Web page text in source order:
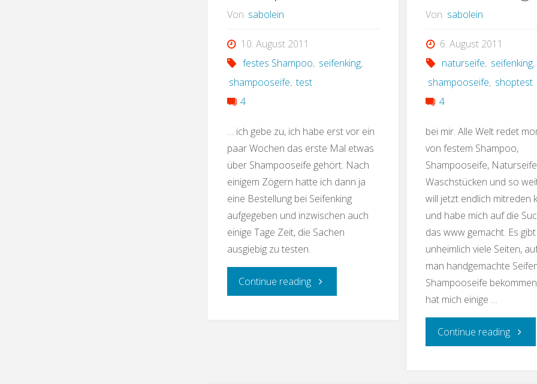
Von sabolein
10. August 2011
festes Shampoo, seifenking,
shampooseife, test
4
… ich gebe zu, ich habe erst vor ein
paar Wochen das erste Mal etwas
über Shampooseife gehört. Nach
einigem Zögern hatte ich dann ja
eine Bestellung bei Seifenking
aufgegeben und inzwischen auch
einige Tage Zeit, die Sachen
ausgiebig zu testen.
Continue reading"Shampooseife"
Von sabolein
6. August 2011
naturseife, seifenking,
shampooseife, shoptest
4
bei mir. Alle Welt redet
von festem Shampoo,
Shampooseife,
Waschstücken und so
will jetzt endlich mitreden
und habe mich auf die
das www gemacht. Es
unheimlich viele Seiten,
man handgemachte
Shampooseife
hat mich einige …
Continue reading"es